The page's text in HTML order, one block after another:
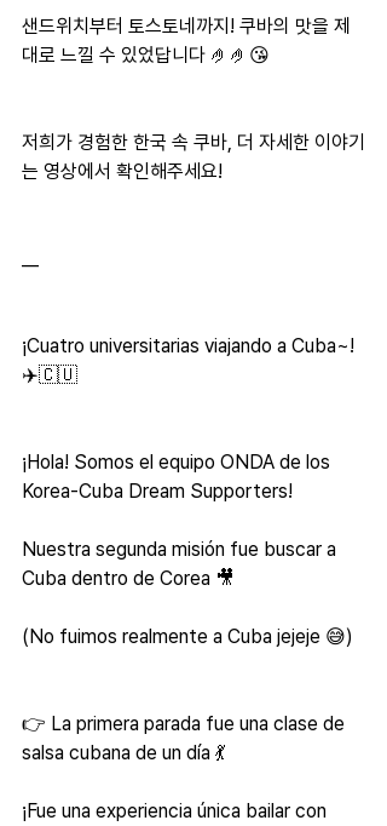
샌드위치부터 토스토네까지! 쿠바의 맛을 제
대로 느낄 수 있었답니다 🤌🤌😘
저희가 경험한 한국 속 쿠바, 더 자세한 이야기
는 영상에서 확인해주세요!
¡Cuatro universitarias viajando a Cuba~!
✈️🇨🇺
¡Hola! Somos el equipo ONDA de los
Korea-Cuba Dream Supporters!
Nuestra segunda misión fue buscar a
Cuba dentro de Corea 🎥
(No fuimos realmente a Cuba jejeje 😅)
👉 La primera parada fue una clase de
salsa cubana de un día 💃
¡Fue una experiencia única bailar con